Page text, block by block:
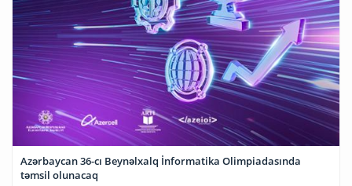
Azərbaycan 36-cı Beynəlxalq İnformatika Olimpiadasında
təmsil olunacaq